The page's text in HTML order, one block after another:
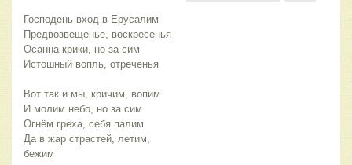
Господень вход в Ерусалим
Предвозвещенье, воскресенья
Осанна крики, но за сим
Истошный вопль, отреченья
Вот так и мы, кричим, вопим
И молим небо, но за сим
Огнём греха, себя палим
Да в жар страстей, летим,
бежим